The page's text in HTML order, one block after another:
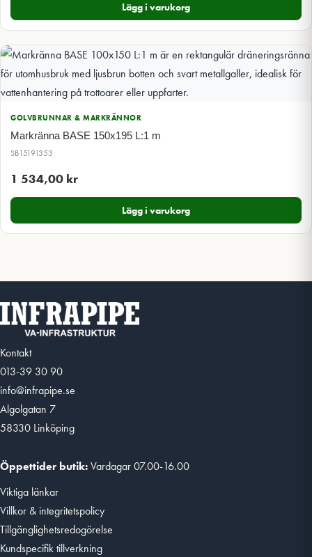
Lägg i varukorg
GOLVBRUNNAR & MARKRÄNNOR
Markränna BASE 150x195 L:1 m
SB15191353
1 534,00 kr
Lägg i varukorg
Kontakt
013-39 30 90
info@infrapipe.se
Algolgatan 7
58330 Linköping
Öppettider butik:Vardagar 07.00-16.00
Viktiga länkar
Villkor & integritetspolicy
Tillgänglighetsredogörelse
Kundspecifik tillverkning